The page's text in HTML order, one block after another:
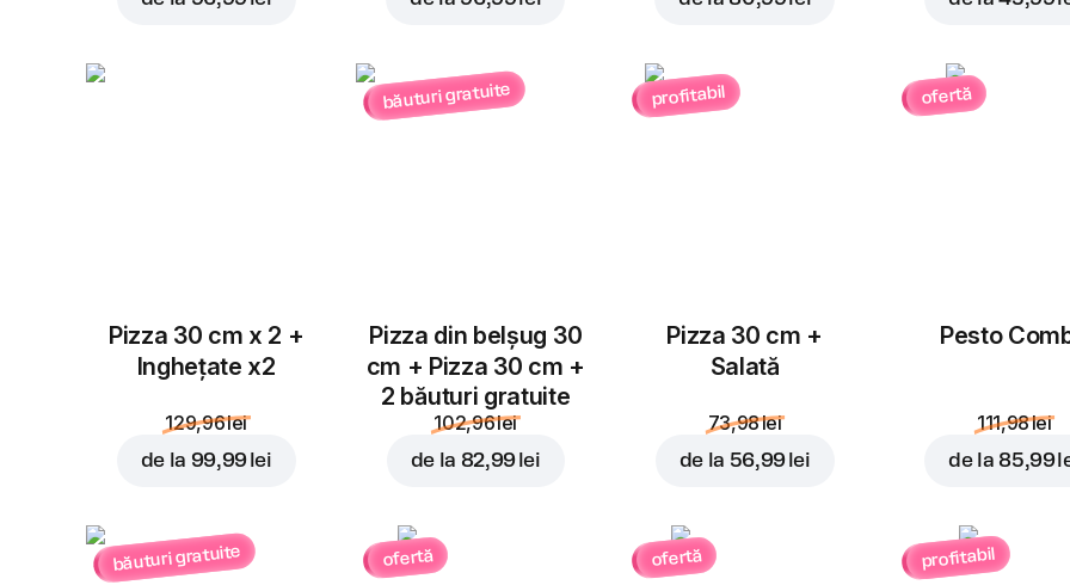
Sos Caesar
Înlocuiește
În coș
Pizza 30 cm x 2 +
Inghețate x2
129,96 lei
de la 99,99 lei
băuturi gratuite
Pizza din belșug 30
cm + Pizza 30 cm +
2 băuturi gratuite
102,96 lei
de la 82,99 lei
profitabil
Pizza 30 cm +
Salată
73,98 lei
de la 56,99 lei
ofertă
Pesto
111,98 lei
de la 85,99
băuturi gratuite ofertă ofertă profitabil